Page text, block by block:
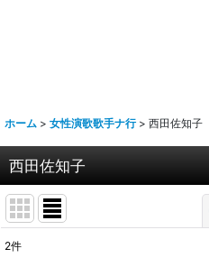
ホーム > 女性演歌歌手ナ行 > 西田佐知子
西田佐知子
2件